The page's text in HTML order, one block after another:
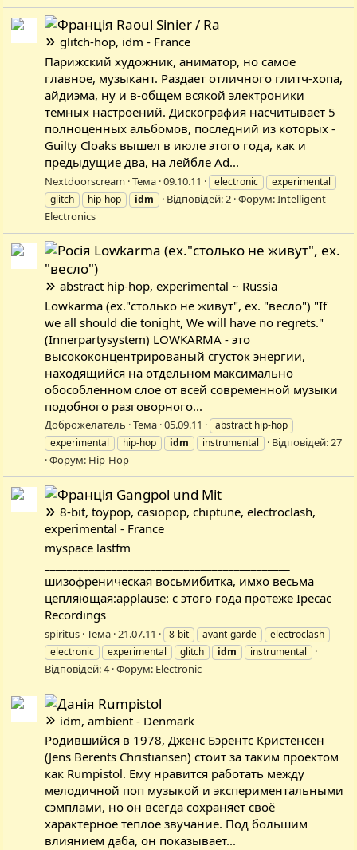
Raoul Sinier / Ra
glitch-hop, idm - France
Парижский художник, аниматор, но самое
главное, музыкант. Раздает отличного глитч-хопа,
айдиэма, ну и в-общем всякой электроники
темных настроений. Дискография насчитывает 5
полноценных альбомов, последний из которых -
Guilty Cloaks вышел в июле этого года, как и
предыдущие два, на лейбле Ad...
Nextdoorscream Тема 09.10.11 electronic
experimental
glitch
hip-hop idm Відповідей: 2 Форум:Intelligent
Electronics
Lowkarma (ex."столько не живут", ex.
"весло")
abstract hip-hop, experimental ~ Russia
Lowkarma (ex."столько не живут", ex. "весло") "If
we all should die tonight, We will have no regrets."
(Innerpartysystem) LOWKARMA - это
высококонцентрированый сгусток энергии,
находящийся на отдельном максимально
обособленном слое от всей современной музыки
подобного разговорного...
Доброжелатель Тема 05.09.11
abstract hip-hop
experimental
hip-hop idm instrumental
Відповідей: 27
Форум: Hip-Hop
Gangpol und Mit
8-bit, toypop, casiopop, chiptune, electroclash,
experimental - France
myspace lastfm
шизофреническая восьмибитка, имхо весьма
цепляющая:applause: с этого года протеже Ipecac
Recordings
spiritus Тема 21.07.11 8-bit avant-garde
electroclash
electronic
experimental glitch idm instrumental
Відповідей: 4 Форум: Electronic
Rumpistol
idm, ambient - Denmark
Родившийся в 1978, Дженс Бэрентс Кристенсен
(Jens Berents Christiansen) стоит за таким проектом
как Rumpistol. Ему нравится работать между
мелодичной поп музыкой и экспериментальными
сэмплами, но он всегда сохраняет своё
характерное тёплое звучание. Под большим
влиянием даба, он показывает...